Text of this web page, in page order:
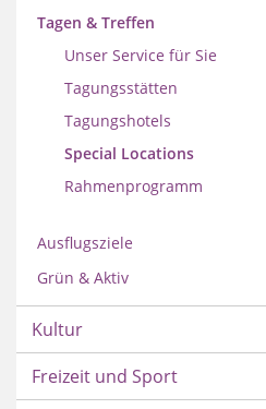
Tagen & Treffen
Unser Service für Sie
Tagungsstätten
Tagungshotels
Special Locations
Rahmenprogramm
Ausflugsziele
Grün & Aktiv
Kultur
Freizeit und Sport